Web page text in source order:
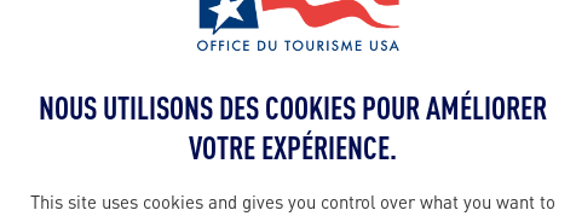
Nouveau-Mexique située à environ 400
NOUS UTILISONS DES COOKIES POUR AMÉLIORER
VOTRE EXPÉRIENCE.
This site uses cookies and gives you control over what you want to